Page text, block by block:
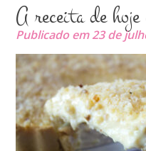
A receita de
Publicado em 23 de